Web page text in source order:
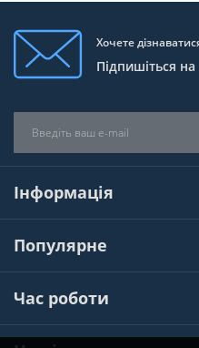
Хочете
Підпишіться
Інформація
Популярне
Час роботи